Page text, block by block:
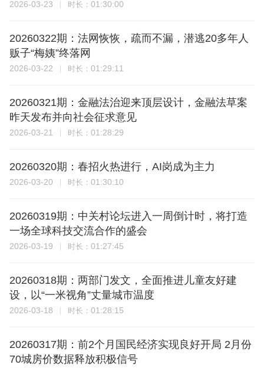
2026-03-23 时长： 01:30:00
20260322期：法网恢恢，疏而不漏，潜逃20多年人
贩子“梅姨”终落网
2026-03-22 时长： 01:29:11
20260321期：金融法治迎来顶层设计，金融法草案
昨天发布并向社会征求意见
2026-03-21 时长： 01:28:29
20260320期：春招火热进行，AI岗成为主力
2026-03-20 时长： 01:30:10
20260319期：中关村论坛进入一周倒计时，将打造
一场全球科技交流合作的盛会
2026-03-19 时长： 01:27:45
20260318期：两部门发文，全面推进儿童友好建
设，以“一米视角”丈量城市温度
2026-03-18 时长： 01:28:15
20260317期：前2个月国民经济实现良好开局 2月份
70城房价数据释放积极信号